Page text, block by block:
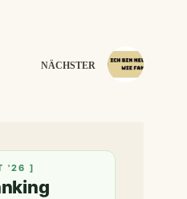
NÄCHSTER
'26 ]